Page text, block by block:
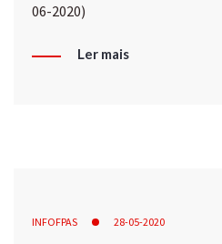
06-2020)
Ler mais
INFOFPAS 28-05-2020